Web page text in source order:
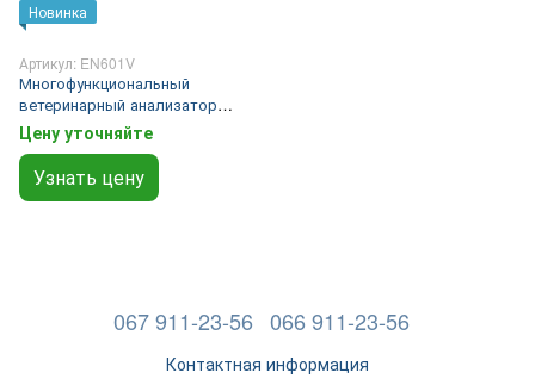
Новинка
Артикул: EN601V
Многофункциональный
ветеринарный анализатор
EAGLENOS
Цену уточняйте
Узнать цену
067 911-23-56 066 911-23-56
Контактная информация